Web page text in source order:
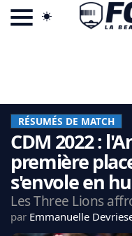
LA CHARTE
VIE PRIVÉE
CGU
CONTACTEZ-NOUS
RÉSUMÉS DE MATCH
CDM 2022 :
première
s'envole en
Les Three Lions
par Emmanuelle